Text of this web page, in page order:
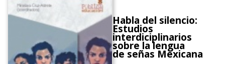
Habla del silencio:
Estudios
interdiciplinarios
sobre la lengua
de señas Mexicana